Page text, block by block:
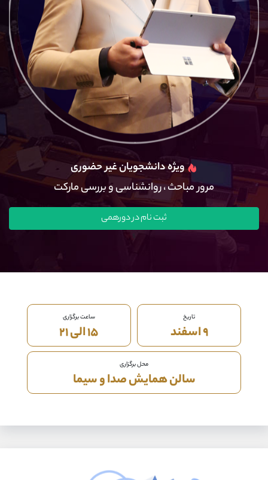
ویژه دانشجویان غیر حضوری
مرور مباحث ، روانشناسی و بررسی مارکت
ثبت نام در دورهمی
s
تاریخ
۹ اسفند
ساعت برگزاری
۱۵ الی ۲۱
محل برگزاری
سالن همایش صدا و سیما
اطلاعات تماس (دفتر فروش)
021-22021030
021-22021040
بدون پیش شماره 90001030
اینستاگرام @alireza.mehrabii
کانال تلگرام @alirezamehrabi_com
کانال بله @alirezamehrabi_official